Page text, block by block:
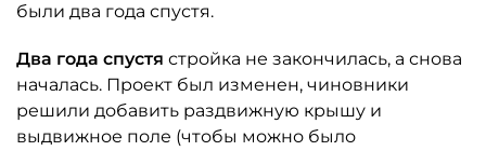
были два года спустя.
Два года спустя стройка не закончилась, а снова
началась. Проект был изменен, чиновники
решили добавить раздвижную крышу и
выдвижное поле (чтобы можно было